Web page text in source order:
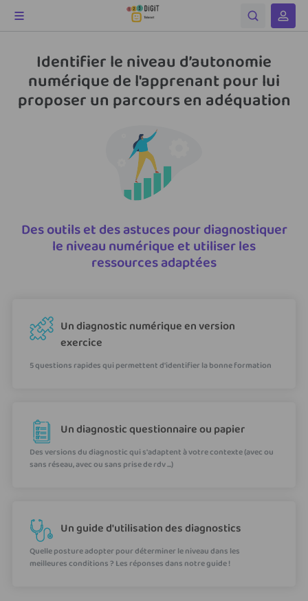
Identifier le niveau d’autonomie
numérique de l'apprenant pour lui
proposer un parcours en adéquation
Des outils et des astuces pour diagnostiquer
le niveau numérique et utiliser les
ressources adaptées
Un diagnostic numérique en version
exercice
5 questions rapides qui permettent d'identifier la bonne formation
Un diagnostic questionnaire ou papier
Des versions du diagnostic qui s'adaptent à votre contexte (avec ou
sans réseau, avec ou sans prise de rdv ...)
Un guide d'utilisation des diagnostics
Quelle posture adopter pour déterminer le niveau dans les
meilleures conditions ? Les réponses dans notre guide !